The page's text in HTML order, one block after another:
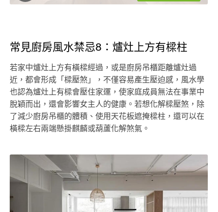
常見廚房風水禁忌8：爐灶上方有樑柱
若家中爐灶上方有橫樑經過，或是廚房吊櫃距離爐灶過
近，都會形成「樑壓煞」，不僅容易產生壓迫感，風水學
也認為爐灶上有樑會壓住家運，使家庭成員無法在事業中
脫穎而出，還會影響女主人的健康。若想化解樑壓煞，除
了減少廚房吊櫃的體積、使用天花板遮掩樑柱，還可以在
橫樑左右兩端懸掛麒麟或葫蘆化解煞氣。